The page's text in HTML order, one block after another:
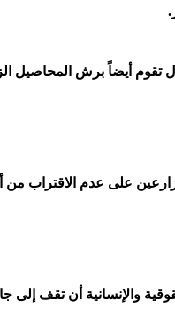
أيضاً برش المحاصيل
على عدم الاقتراب من
والإنسانية أن تقف إلى